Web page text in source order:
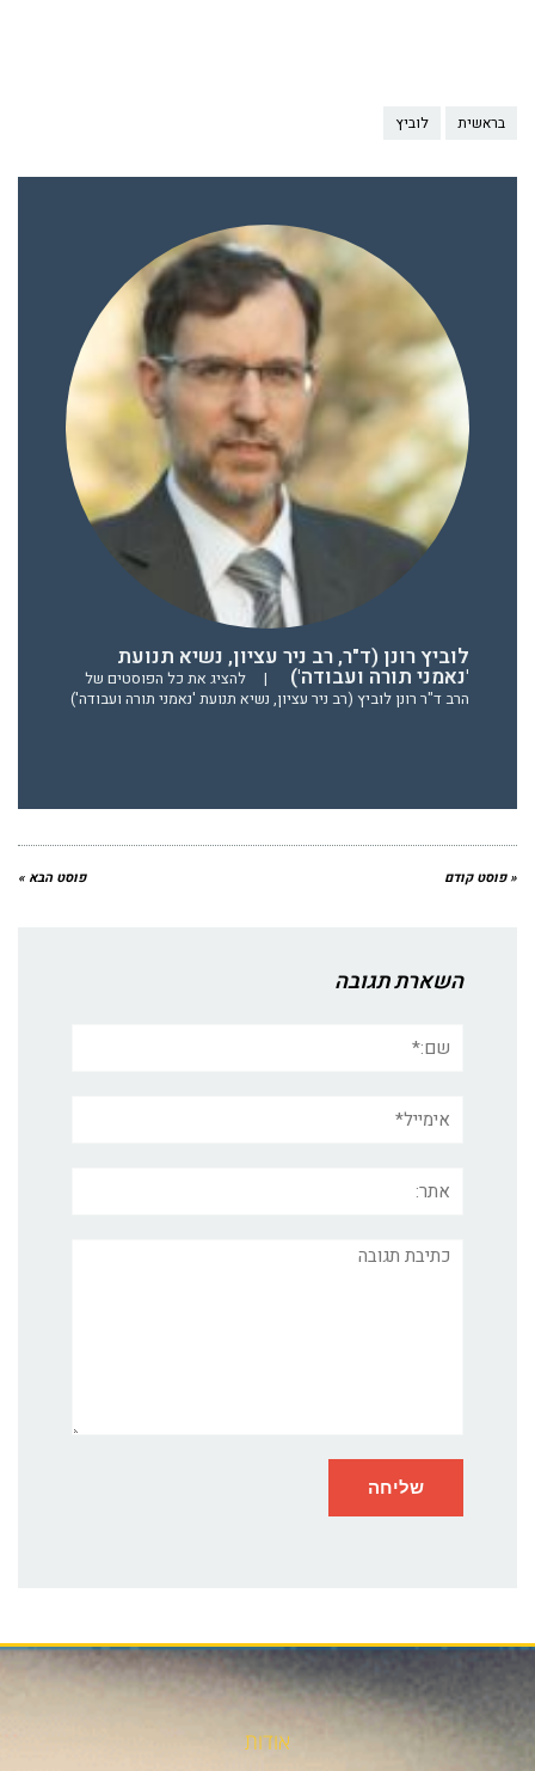
בראשית לוביץ
לוביץ רונן (ד"ר, רב ניר עציון, נשיא תנועת
'נאמני תורה ועבודה') |
להציג את כל הפוסטים של
הרב ד"ר רונן לוביץ (רב ניר עציון, נשיא תנועת 'נאמני תורה ועבודה')
« פוסט קודם פוסט הבא »
השארת תגובה
תגובה
אודות